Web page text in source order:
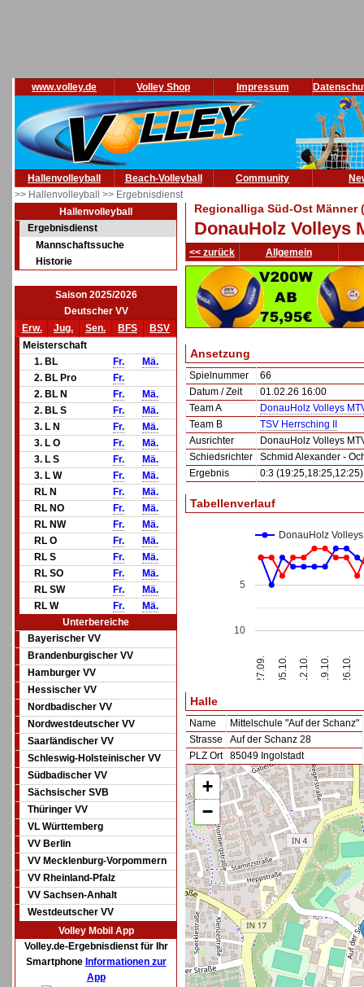
www.volley.de Volley Shop Impressum
Hallenvolleyball Beach-Volleyball Community
>> Hallenvolleyball >> Ergebnisdienst
Hallenvolleyball
Ergebnisdienst
Mannschaftssuche
Historie
Saison 2025/2026
Deutscher VV
Erw.
Jug. Sen. BFS
BSV
Meisterschaft
1. BL
Fr.
Mä.
2. BL Pro
Fr.
2. BL N
Fr.
Mä.
2. BL S
Fr.
Mä.
3. L N
Fr.
Mä.
3. L O
Fr.
Mä.
3. L S
Fr.
Mä.
3. L W
Fr.
Mä.
RL N
Fr.
Mä.
RL NO
Fr.
Mä.
RL NW
Fr.
Mä.
RL O
Fr.
Mä.
RL S
Fr.
Mä.
RL SO
Fr.
Mä.
RL SW
Fr.
Mä.
RL W
Fr.
Mä.
Unterbereiche
Bayerischer VV
Brandenburgischer VV
Hamburger VV
Hessischer VV
Nordbadischer VV
Nordwestdeutscher VV
Saarländischer VV
Schleswig-Holsteinischer VV
Südbadischer VV
Sächsischer SVB
Thüringer VV
VL Württemberg
VV Berlin
VV Mecklenburg-Vorpommern
VV Rheinland-Pfalz
VV Sachsen-Anhalt
Westdeutscher VV
Volley Mobil App
Volley.de-Ergebnisdienst für Ihr
Smartphone Informationen zur
App
Regionalliga Süd-Ost Männer
DonauHolz Volleys
<< zurück Allgemein
Ansetzung
Spielnummer
66
Datum / Zeit
01.02.26 16:00
Team A
DonauHolz Volleys
Team B
TSV Herrsching II
Ausrichter
DonauHolz Volleys
Schiedsrichter
Schmid Alexander -
Ergebnis
0:3 (19:25,18:25,12:25)
Tabellenverlauf
DonauHolz
27.09. 05.10. 12.10. 19.10. 26.10.
5
10
Halle
Name
Mittelschule "Auf der Schanz"
Strasse
Auf der Schanz 28
PLZ Ort
85049 Ingolstadt
+
−